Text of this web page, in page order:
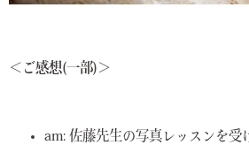
＜ご感想(一部)＞
am: 佐藤先生の写真レッスンを受